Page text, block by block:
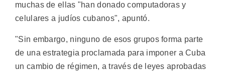
muchas de ellas "han donado computadoras y
celulares a judíos cubanos", apuntó.
"Sin embargo, ninguno de esos grupos forma parte
de una estrategia proclamada para imponer a Cuba
un cambio de régimen, a través de leyes aprobadas